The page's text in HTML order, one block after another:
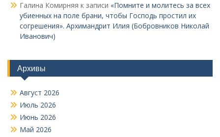
Галина Комирняя к записи «Помните и молитесь за всех
убиенных на поле брани, чтобы Господь простил их
согрешения». Архимандрит Илия (Бобровников Николай
Иванович)
Архивы
Август 2026
Июль 2026
Июнь 2026
Май 2026